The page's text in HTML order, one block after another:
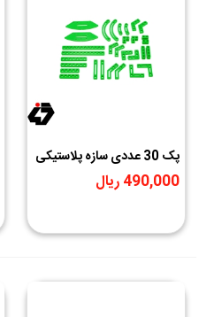
پک 30 عددی سازه پلاستیکی
رباتیک
490,000 ریال